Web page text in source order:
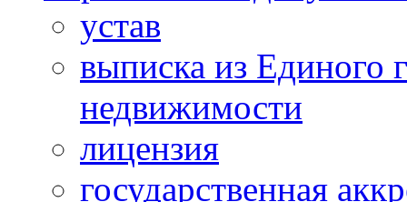
устав
выписка из Единого
недвижимости
лицензия
государственная